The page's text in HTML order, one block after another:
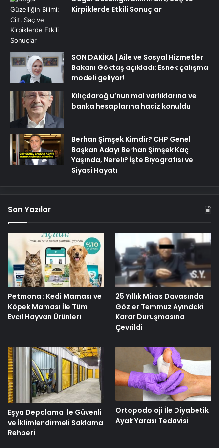
Kirpiklerde Etkili Sonuçlar
SON DAKİKA | Aile ve Sosyal Hizmetler
Bakanı Göktaş açıkladı: Esnek çalışma
modeli geliyor!
Kılıçdaroğlu’nun mal varlıklarına ve
banka hesaplarına haciz konuldu
Berhan Şimşek Kimdir? CHP Genel
Başkan Adayı Berhan Şimşek Kaç
Yaşında, Nereli? İşte Biyografisi ve
Siyasi Hayatı
Son Yazılar
Petmona : Kedi Maması ve
Köpek Maması İle Tüm
Evcil Hayvan Ürünleri
25 Yıllık Miras Davasında
Gözler Temmuz Ayındaki
Karar Duruşmasına
Çevrildi
Eşya Depolama ile Güvenli
ve İklimlendirmeli Saklama
Rehberi
Ortopodoloji İle Diyabetik
Ayak Yarası Tedavisi